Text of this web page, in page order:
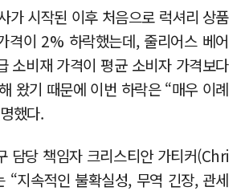
가 시작된 이후 처음으로 럭셔리 상품
격이 2% 하락했는데, 줄리어스 베어
소비재 가격이 평균 소비자 가격보다
왔기 때문에 이번 하락은 “매우 이례
했다.
담당 책임자 크리스티안 가티커(Chri
지속적인 불확실성, 무역 긴장, 관세